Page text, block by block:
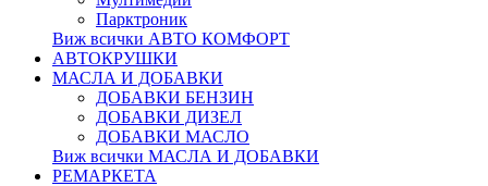
Парктроник
Виж всички АВТО КОМФОРТ
АВТОКРУШКИ
МАСЛА И ДОБАВКИ
ДОБАВКИ БЕНЗИН
ДОБАВКИ ДИЗЕЛ
ДОБАВКИ МАСЛО
Виж всички МАСЛА И ДОБАВКИ
РЕМАРКЕТА